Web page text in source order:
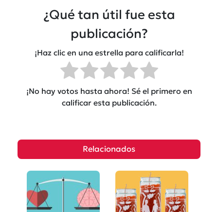
¿Qué tan útil fue esta
publicación?
¡Haz clic en una estrella para calificarla!
¡No hay votos hasta ahora! Sé el primero en
calificar esta publicación.
Relacionados